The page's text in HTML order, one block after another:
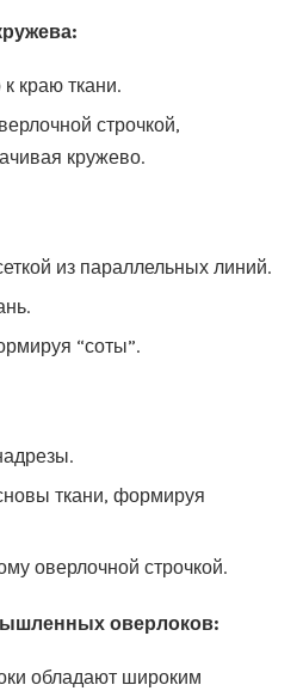
краю ткани.
строчкой,
кружево.
из параллельных линий.
“соты”.
ткани, формируя
оверлочной строчкой.
оверлоков:
обладают широким